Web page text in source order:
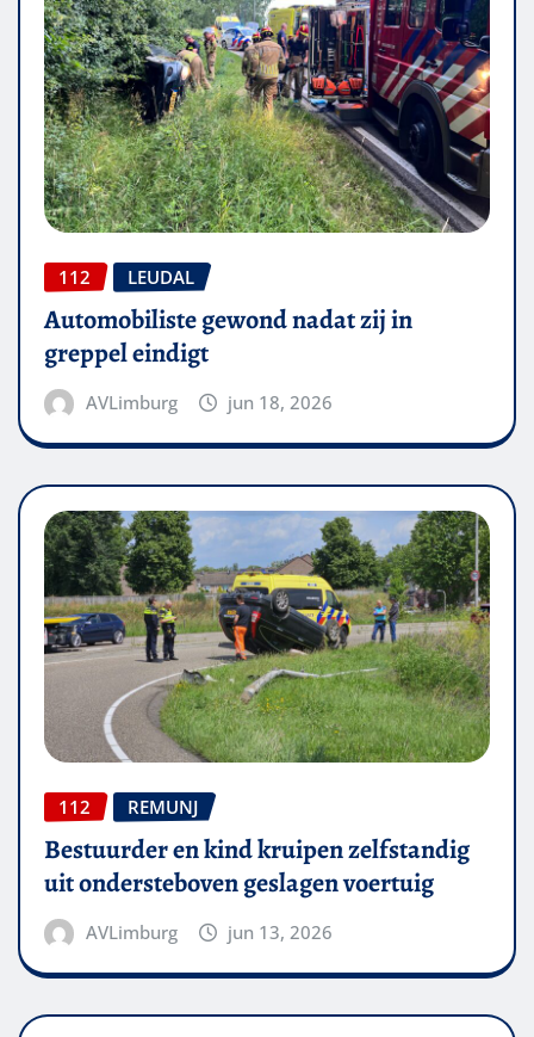
112 LEUDAL
Automobiliste gewond nadat zij in
greppel eindigt
AVLimburg jun 18, 2026
112 REMUNJ
Bestuurder en kind kruipen zelfstandig
uit ondersteboven geslagen voertuig
AVLimburg jun 13, 2026